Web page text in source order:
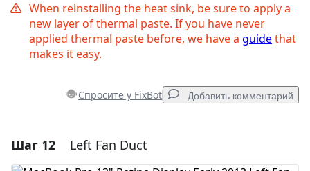
When reinstalling the heat sink, be sure to apply a
new layer of thermal paste. If you have never
applied thermal paste before, we have a guidethat
makes it easy.
Спросите у FixBot Добавить комментарий
Добавить комментарий
Шаг 12 Left Fan Duct